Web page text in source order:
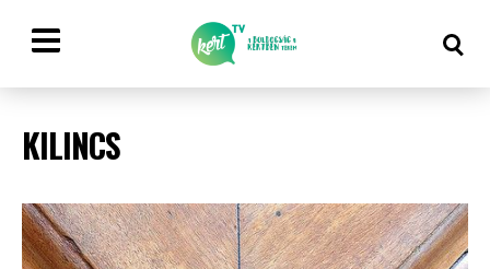
KILINCS